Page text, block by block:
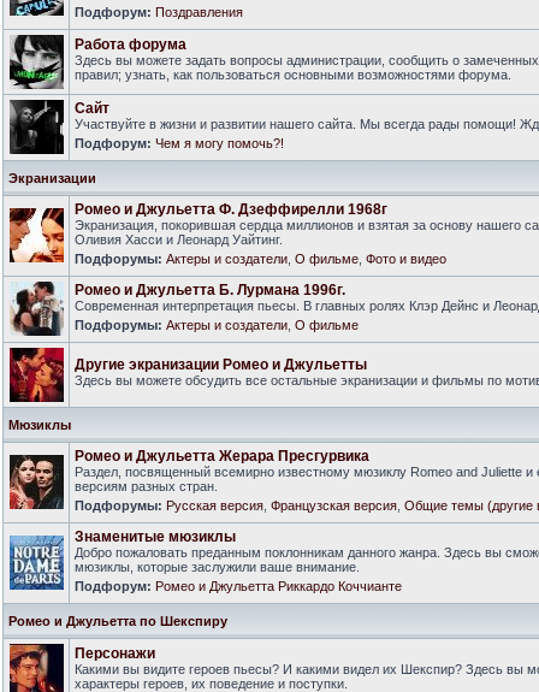
Подфорум: Поздравления
Работа форума
Здесь вы можете задать вопросы администрации, сообщить о
правил; узнать, как пользоваться основными возможностями форума.
Сайт
Участвуйте в жизни и развитии нашего сайта. Мы всегда рады помощи!
Подфорум: Чем я могу помочь?!
Экранизации
Ромео и Джульетта Ф. Дзеффирелли 1968г
Экранизация, покорившая сердца миллионов и взятая за основу нашего
Оливия Хасси и Леонард Уайтинг.
Подфорумы: Актеры и создатели О фильме Фото и видео
Ромео и Джульетта Б. Лурмана 1996г.
Современная интерпретация пьесы. В главных ролях Клэр Дейнс и
Подфорумы: Актеры и создатели О фильме
Другие экранизации Ромео и Джульетты
Здесь вы можете обсудить все остальные экранизации и фильмы по
Мюзиклы
Ромео и Джульетта Жерара Пресгурвика
Раздел, посвященный всемирно известному мюзиклу Romeo and Juliette и
версиям разных стран.
Подфорумы: Русская версия Французская версия Общие темы (другие
Знаменитые мюзиклы
Добро пожаловать преданным поклонникам данного жанра. Здесь вы
мюзиклы, которые заслужили ваше внимание.
Подфорум: Ромео и Джульетта Риккардо Коччианте
Ромео и Джульетта по Шекспиру
Персонажи
Какими вы видите героев пьесы? И какими видел их Шекспир? Здесь вы
характеры героев, их поведение и поступки.